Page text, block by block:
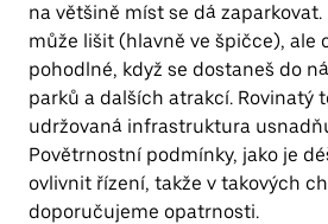
na většině míst se dá
může lišit (hlavně ve špičce), ale
pohodlné, když se dostaneš do
parků a dalších atrakcí. Rovinatý
udržovaná infrastruktura
Povětrnostní podmínky, jako je
ovlivnit řízení, takže v takových
doporučujeme opatrnosti.